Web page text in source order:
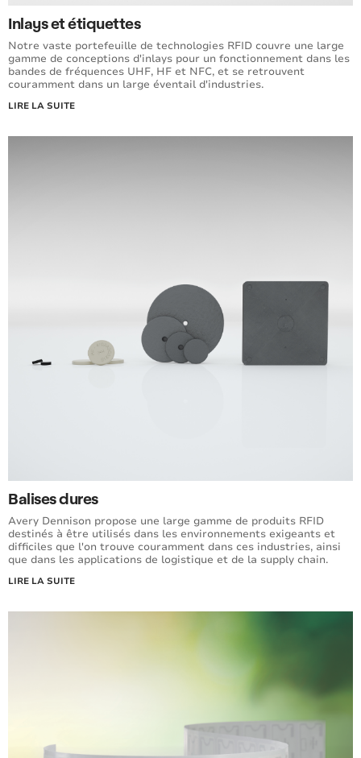
Inlays et étiquettes
Notre vaste portefeuille de technologies RFID couvre une large
gamme de conceptions d'inlays pour un fonctionnement dans les
bandes de fréquences UHF, HF et NFC, et se retrouvent
couramment dans un large éventail d'industries.
LIRE LA SUITE
Balises dures
Avery Dennison propose une large gamme de produits RFID
destinés à être utilisés dans les environnements exigeants et
difficiles que l'on trouve couramment dans ces industries, ainsi
que dans les applications de logistique et de la supply chain.
LIRE LA SUITE